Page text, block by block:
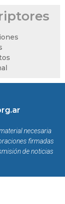
necesaria
firmadas
de noticias